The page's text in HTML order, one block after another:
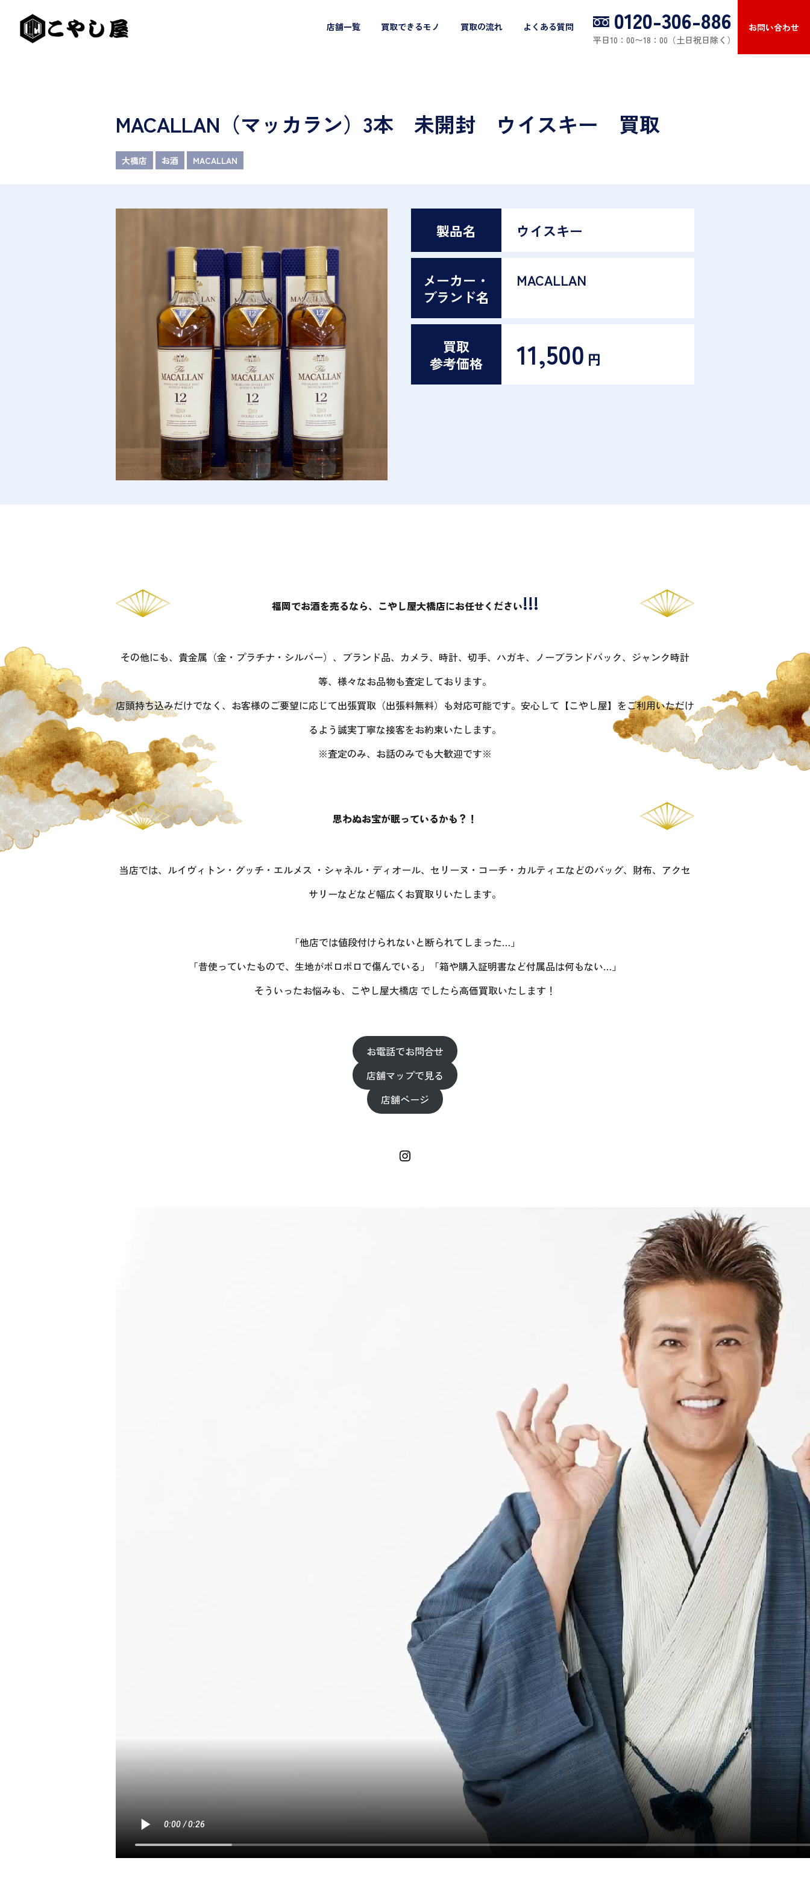
店舗一覧 買取できるモノ 買取の流れ よくある質問 0120-306-886
平日10：00〜18：00（土日祝日除く）
お問い合わせ
MACALLAN（マッカラン）3本 未開封 ウイスキー 買取
大橋店 お酒 MACALLAN
製品名 ウイスキー
メーカー・
ブランド名
MACALLAN
買取
参考価格
11,500 円
福岡でお酒を売るなら、こやし屋大橋店にお任せください!!!
その他にも、貴金属（金・プラチナ・シルバー）、ブランド品、カメラ、時計、切手、ハガキ、ノーブランドバック、ジャンク時計
等、様々なお品物も査定しております。
店頭持ち込みだけでなく、お客様のご要望に応じて出張買取（出張料無料）も対応可能です。安心して【こやし屋】をご利用いただけ
るよう誠実丁寧な接客をお約束いたします。
※査定のみ、お話のみでも大歓迎です※
思わぬお宝が眠っているかも？！
当店では、ルイヴィトン・グッチ・エルメス ・シャネル・ディオール、セリーヌ・コーチ・カルティエなどのバッグ、財布、アクセ
サリーなどなど幅広くお買取りいたします。
「他店では値段付けられないと断られてしまった…」
「昔使っていたもので、生地がボロボロで傷んでいる」「箱や購入証明書など付属品は何もない…」
そういったお悩みも、こやし屋大橋店 でしたら高価買取いたします！
お電話でお問合せ
店舗マップで見る
店舗ページ